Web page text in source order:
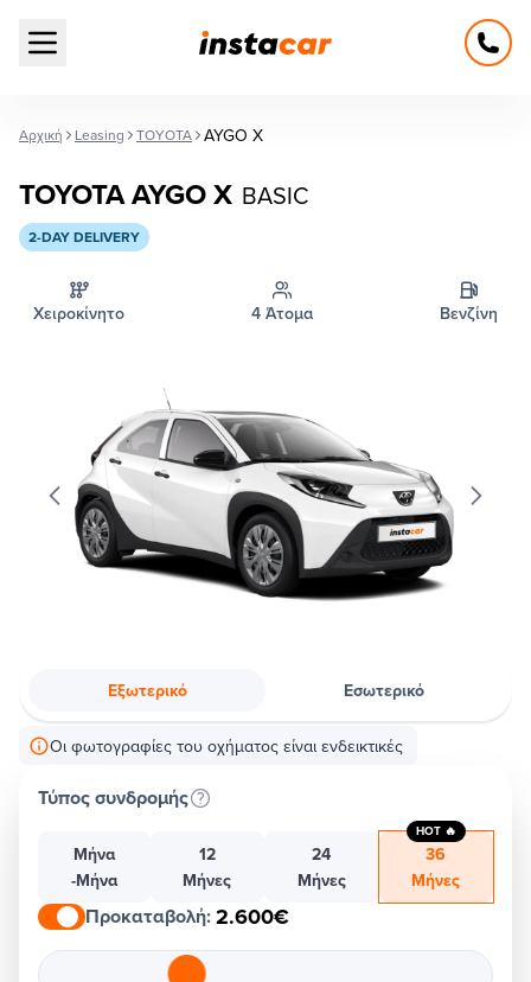
Open main menu
Αρχική Leasing TOYOTA AYGO X
TOYOTA AYGO X BASIC
2-DAY DELIVERY
Χειροκίνητο 4 Άτομα Βενζίνη
Εξωτερικό Εσωτερικό
Οι φωτογραφίες του οχήματος είναι ενδεικτικές
Τύπος συνδρομής
Μήνα
-Μήνα
12
Μήνες
24
Μήνες
36
Μήνες
HOT 🔥
Προκαταβολή:2.600€